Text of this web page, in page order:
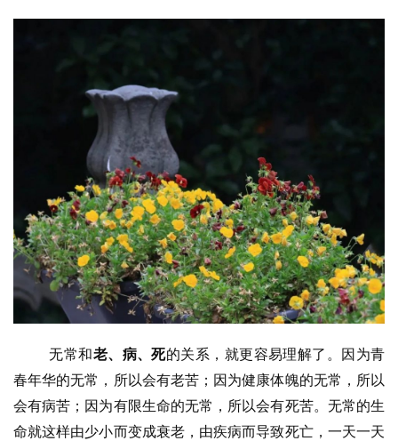
无常和老、病、死的关系，就更容易理解了。因为青
春年华的无常，所以会有老苦；因为健康体魄的无常，所以
会有病苦；因为有限生命的无常，所以会有死苦。无常的生
命就这样由少小而变成衰老，由疾病而导致死亡，一天一天